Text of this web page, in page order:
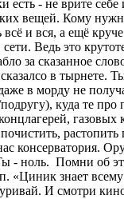
есть - не врите
вещей. Кому
и вся, а ещё
Ведь это
за сказанное
в тырнете.
в морду не
куда те
газовых
растопить
консерватория.
- ноль. Помни об
«Циник знает
И смотри